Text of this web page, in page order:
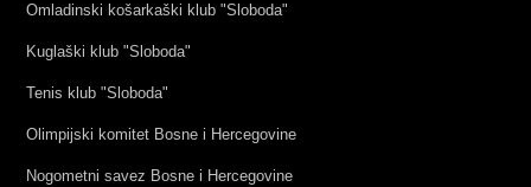
Omladinski košarkaški klub "Sloboda"
Kuglaški klub "Sloboda"
Tenis klub "Sloboda"
Olimpijski komitet Bosne i Hercegovine
Nogometni savez Bosne i Hercegovine